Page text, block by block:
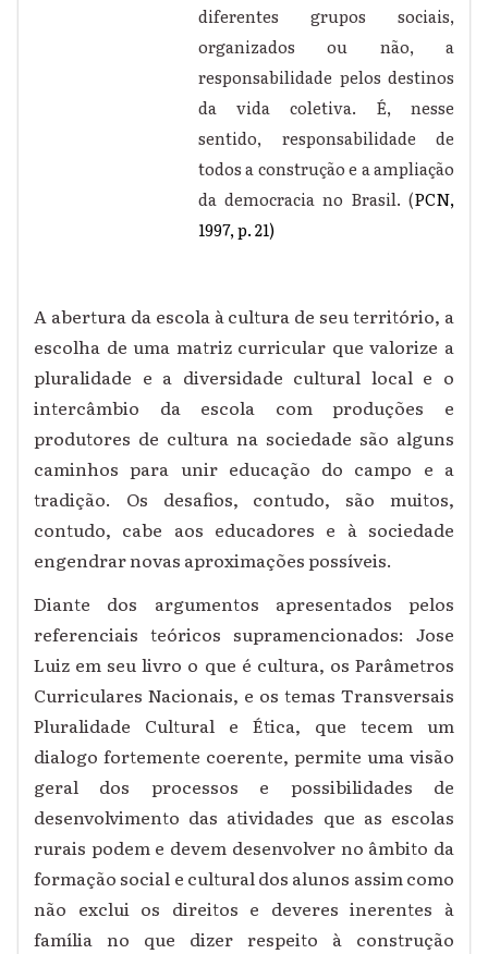
diferentes grupos sociais,
organizados ou não, a
responsabilidade pelos destinos
da vida coletiva. É, nesse
sentido, responsabilidade de
todos a construção e a ampliação
da democracia no Brasil. (PCN,
1997, p. 21)
A abertura da escola à cultura de seu território, a
escolha de uma matriz curricular que valorize a
pluralidade e a diversidade cultural local e o
intercâmbio da escola com produções e
produtores de cultura na sociedade são alguns
caminhos para unir educação do campo e a
tradição. Os desafios, contudo, são muitos,
contudo, cabe aos educadores e à sociedade
engendrar novas aproximações possíveis.
Diante dos argumentos apresentados pelos
referenciais teóricos supramencionados: Jose
Luiz em seu livro o que é cultura, os Parâmetros
Curriculares Nacionais, e os temas Transversais
Pluralidade Cultural e Ética, que tecem um
dialogo fortemente coerente, permite uma visão
geral dos processos e possibilidades de
desenvolvimento das atividades que as escolas
rurais podem e devem desenvolver no âmbito da
formação social e cultural dos alunos assim como
não exclui os direitos e deveres inerentes à
família no que dizer respeito à construção